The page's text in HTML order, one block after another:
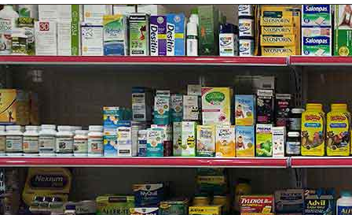
dưỡng da một cách tối ưu, làm sạch da mặt nhanh
chóng và dễ dàng.
Chiết xuất HA (Hyaluronic Acid): đây là dạng Acid có
khả năng giữ ẩm rất tốt, giúp làm đầy đặn giữa các tế
bào Collagen. Chính vì thế những dòng sản phẩm nào
chứa HA điều có tác dụng dưỡng da, chống lão hóa,
căng bóng mịn màng làn da hơn trước, là một thành
phần hữu dụng ở các Spa, mỹ phẩm hiện nay.
Tinh dầu hạt nho: là một thành phần được sản xuất tại